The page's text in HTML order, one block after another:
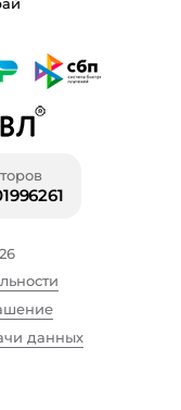
данных